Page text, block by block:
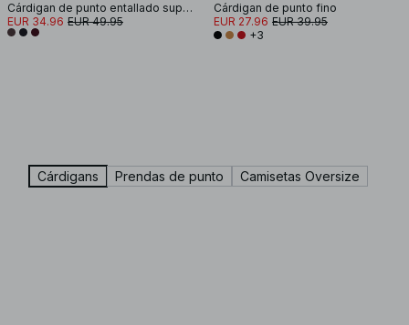
Cárdigan de punto entallado superpuesto
EUR 34.96 EUR 49.95
Cárdigan de punto fino
EUR 27.96 EUR 39.95
+3
Cárdigans Prendas de punto Camisetas Oversize